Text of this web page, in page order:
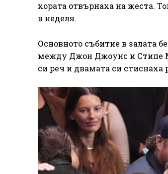
хората отвърнаха на жеста.
в неделя.
Основното събитие в залата
между Джон Джоунс и Стипе
си реч и двамата си стиснаха